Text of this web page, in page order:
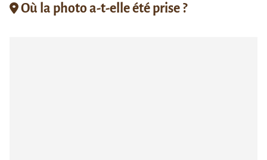
Où la photo a-t-elle été prise ?